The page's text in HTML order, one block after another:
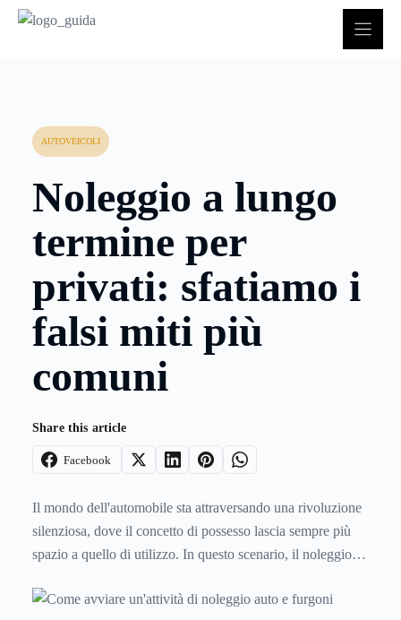
AUTOVEICOLI
Noleggio a lungo
termine per
privati: sfatiamo i
falsi miti più
comuni
Share this article
Facebook
Il mondo dell'automobile sta attraversando una rivoluzione
silenziosa, dove il concetto di possesso lascia sempre più
spazio a quello di utilizzo. In questo scenario, il noleggio a
aziende e professionisti, sta conquistando un numero